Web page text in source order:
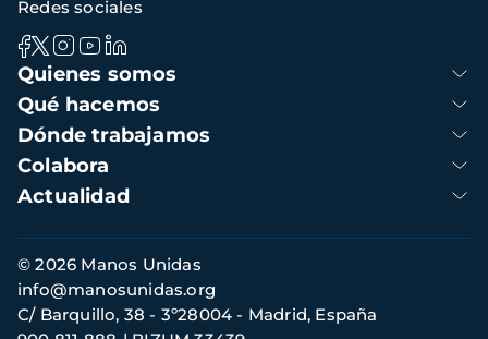
Navegación
principal
Quienes somos
Qué hacemos
Dónde trabajamos
Colabora
Actualidad
Redes sociales
Información
de
contacto
© 2026 Manos Unidas
C/ Barquillo, 38 - 3º28004 - Madrid, España
info@manosunidas.org